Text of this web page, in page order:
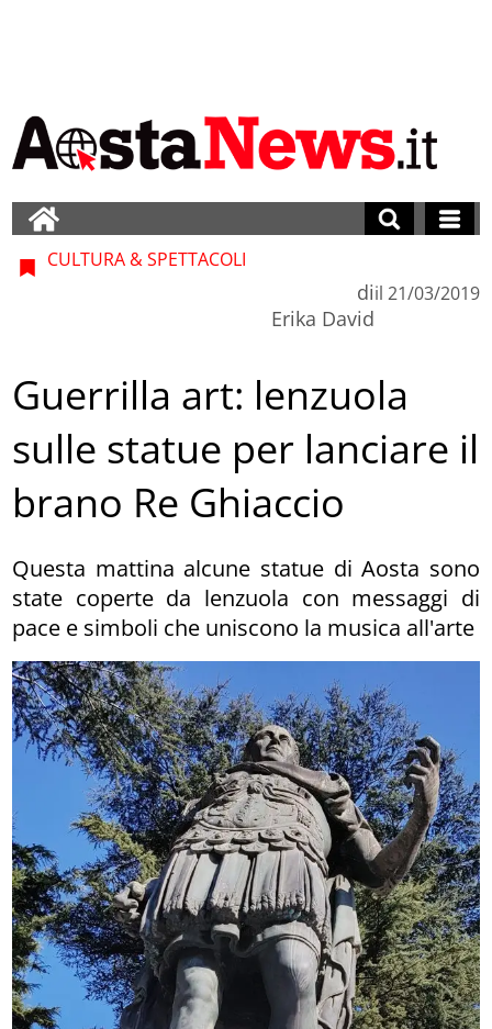
CULTURA & SPETTACOLI
di
Erika David
il 21/03/2019
Guerrilla art: lenzuola
sulle statue per lanciare il
brano Re Ghiaccio
Questa mattina alcune statue di Aosta sono
state coperte da lenzuola con messaggi di
pace e simboli che uniscono la musica all'arte